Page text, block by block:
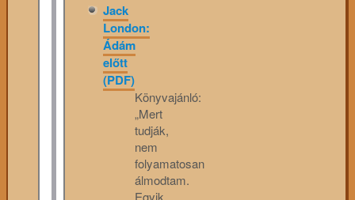
Jack
London:
Ádám
előtt
(PDF)
Könyvajánló:
„Mert
tudják,
nem
folyamatosan
álmodtam.
Egyik